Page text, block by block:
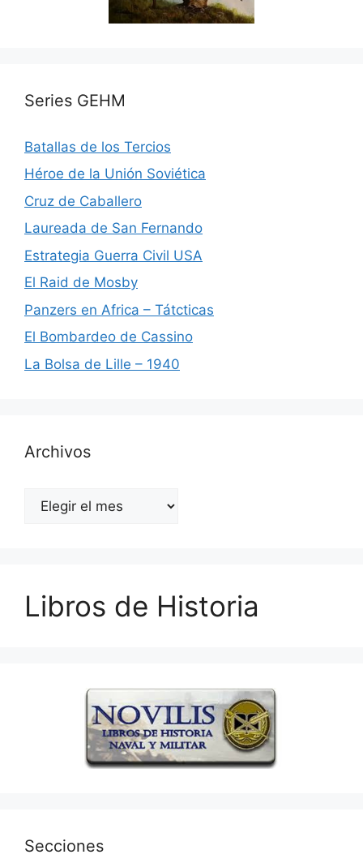
Series GEHM
Batallas de los Tercios
Héroe de la Unión Soviética
Cruz de Caballero
Laureada de San Fernando
Estrategia Guerra Civil USA
El Raid de Mosby
Panzers en Africa – Tátcticas
El Bombardeo de Cassino
La Bolsa de Lille – 1940
Archivos
Archivos
Libros de Historia
Secciones